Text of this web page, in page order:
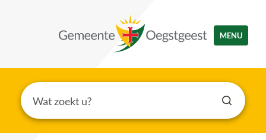
MENU